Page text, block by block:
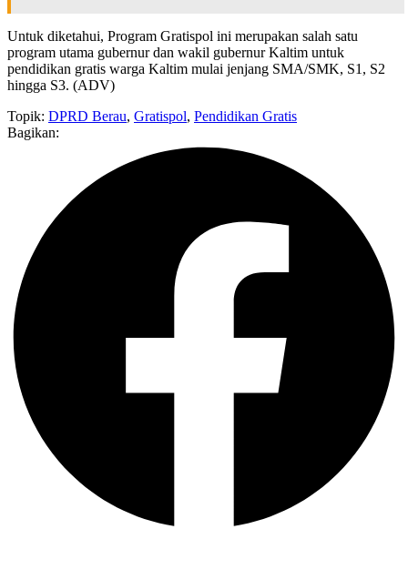
Untuk diketahui, Program Gratispol ini merupakan salah satu
program utama gubernur dan wakil gubernur Kaltim untuk
pendidikan gratis warga Kaltim mulai jenjang SMA/SMK, S1, S2
hingga S3. (ADV)
Topik: DPRD Berau, Gratispol, Pendidikan Gratis
Bagikan: